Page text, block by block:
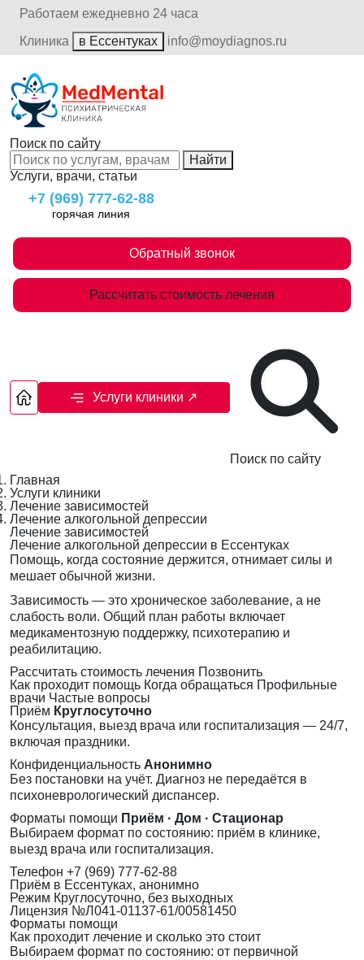
Работаем ежедневно 24 часа
Клиника
в Ессентуках info@moydiagnos.ru
Поиск по сайту
Найти
Услуги, врачи, статьи
+7 (969) 777-62-88
горячая линия
Обратный звонок
Рассчитать стоимость лечения
Услуги клиники ↗
Поиск по сайту
Главная
Услуги клиники
Лечение зависимостей
Лечение алкогольной депрессии
Лечение зависимостей
Лечение алкогольной депрессии в Ессентуках
Помощь, когда состояние держится, отнимает силы и
мешает обычной жизни.
Зависимость — это хроническое заболевание, а не
слабость воли. Общий план работы включает
медикаментозную поддержку, психотерапию и
реабилитацию.
Рассчитать стоимость лечения Позвонить
Как проходит помощь Когда обращаться Профильные
врачи Частые вопросы
Приём Круглосуточно
Консультация, выезд врача или госпитализация — 24/7,
включая праздники.
Конфиденциальность Анонимно
Без постановки на учёт. Диагноз не передаётся в
психоневрологический диспансер.
Форматы помощи Приём · Дом · Стационар
Выбираем формат по состоянию: приём в клинике,
выезд врача или госпитализация.
Телефон +7 (969) 777-62-88
Приём в Ессентуках, анонимно
Режим Круглосуточно, без выходных
Лицензия №Л041-01137-61/00581450
Форматы помощи
Как проходит лечение и сколько это стоит
Выбираем формат по состоянию: от первичной